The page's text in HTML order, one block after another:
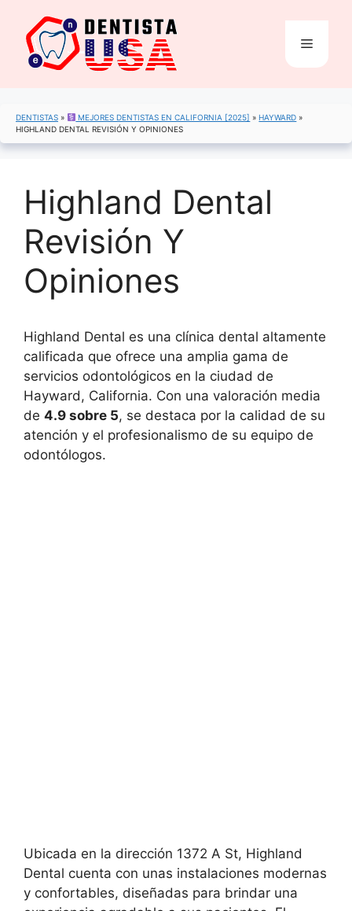
contenido
Menú
DENTISTAS » MEJORES DENTISTAS EN CALIFORNIA [2025] »HAYWARD »
HIGHLAND DENTAL REVISIÓN Y OPINIONES
Highland Dental
Revisión Y
Opiniones
Highland Dental es una clínica dental altamente
calificada que ofrece una amplia gama de
servicios odontológicos en la ciudad de
Hayward, California. Con una valoración media
de 4.9 sobre 5, se destaca por la calidad de su
atención y el profesionalismo de su equipo de
odontólogos.
Ubicada en la dirección 1372 A St, Highland
Dental cuenta con unas instalaciones modernas
y confortables, diseñadas para brindar una